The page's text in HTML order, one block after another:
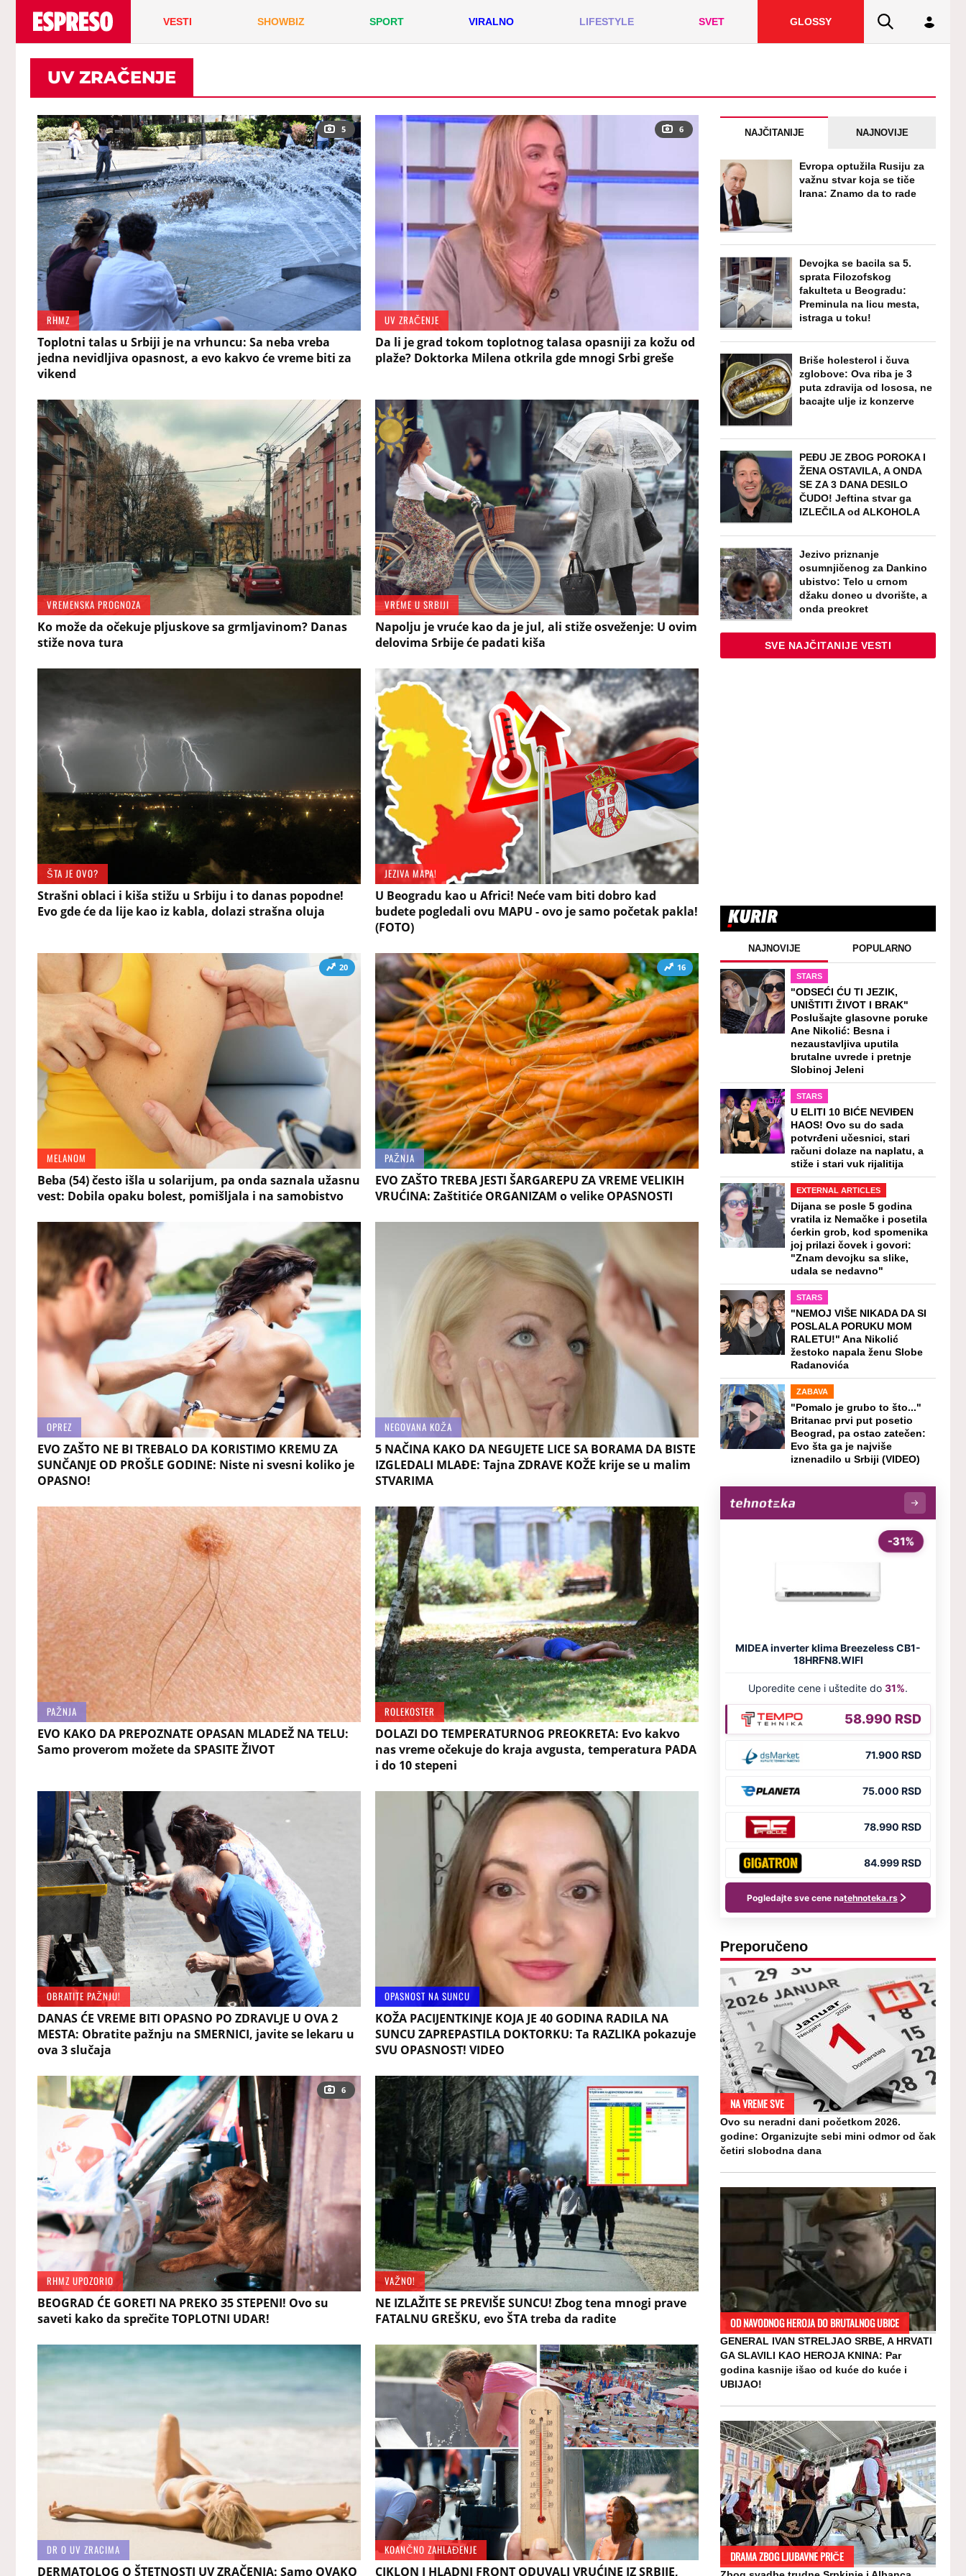
VESTI SHOWBIZ SPORT VIRALNO LIFESTYLE SVET GLOSSY
UV ZRAČENJE
5
RHMZ
Toplotni talas u Srbiji je na vrhuncu: Sa neba vreba
jedna nevidljiva opasnost, a evo kakvo će vreme biti za
vikend
6
UV ZRAČENJE
Da li je grad tokom toplotnog talasa opasniji za kožu od
plaže? Doktorka Milena otkrila gde mnogi Srbi greše
VREMENSKA PROGNOZA
Ko može da očekuje pljuskove sa grmljavinom? Danas
stiže nova tura
VREME U SRBIJI
Napolju je vruće kao da je jul, ali stiže osveženje: U ovim
delovima Srbije će padati kiša
ŠTA JE OVO?
Strašni oblaci i kiša stižu u Srbiju i to danas popodne!
Evo gde će da lije kao iz kabla, dolazi strašna oluja
JEZIVA MAPA!
U Beogradu kao u Africi! Neće vam biti dobro kad
budete pogledali ovu MAPU - ovo je samo početak pakla!
(FOTO)
20
MELANOM
Beba (54) često išla u solarijum, pa onda saznala užasnu
vest: Dobila opaku bolest, pomišljala i na samobistvo
16
PAŽNJA
EVO ZAŠTO TREBA JESTI ŠARGAREPU ZA VREME VELIKIH
VRUĆINA: Zaštitiće ORGANIZAM o velike OPASNOSTI
OPREZ
EVO ZAŠTO NE BI TREBALO DA KORISTIMO KREMU ZA
SUNČANJE OD PROŠLE GODINE: Niste ni svesni koliko je
OPASNO!
NEGOVANA KOŽA
5 NAČINA KAKO DA NEGUJETE LICE SA BORAMA DA BISTE
IZGLEDALI MLAĐE: Tajna ZDRAVE KOŽE krije se u malim
STVARIMA
PAŽNJA
EVO KAKO DA PREPOZNATE OPASAN MLADEŽ NA TELU:
Samo proverom možete da SPASITE ŽIVOT
ROLEKOSTER
DOLAZI DO TEMPERATURNOG PREOKRETA: Evo kakvo
nas vreme očekuje do kraja avgusta, temperatura PADA
i do 10 stepeni
OBRATITE PAŽNJU!
DANAS ĆE VREME BITI OPASNO PO ZDRAVLJE U OVA 2
MESTA: Obratite pažnju na SMERNICI, javite se lekaru u
ova 3 slučaja
OPASNOST NA SUNCU
KOŽA PACIJENTKINJE KOJA JE 40 GODINA RADILA NA
SUNCU ZAPREPASTILA DOKTORKU: Ta RAZLIKA pokazuje
SVU OPASNOST! VIDEO
6
RHMZ UPOZORIO
BEOGRAD ĆE GORETI NA PREKO 35 STEPENI! Ovo su
saveti kako da sprečite TOPLOTNI UDAR!
VAŽNO!
NE IZLAŽITE SE PREVIŠE SUNCU! Zbog tena mnogi prave
FATALNU GREŠKU, evo ŠTA treba da radite
DR O UV ZRACIMA
DERMATOLOG O ŠTETNOSTI UV ZRAČENJA: Samo OVAKO
KOANČNO ZAHLAĐENJE
CIKLON I HLADNI FRONT ODUVALI VRUĆINE IZ SRBIJE,
NAJČITANIJE NAJNOVIJE
Evropa optužila Rusiju za
važnu stvar koja se tiče
Irana: Znamo da to rade
Devojka se bacila sa 5.
sprata Filozofskog
fakulteta u Beogradu:
Preminula na licu mesta,
istraga u toku!
Briše holesterol i čuva
zglobove: Ova riba je 3
puta zdravija od lososa, ne
bacajte ulje iz konzerve
PEĐU JE ZBOG POROKA I
ŽENA OSTAVILA, A ONDA
SE ZA 3 DANA DESILO
ČUDO! Jeftina stvar ga
IZLEČILA od ALKOHOLA
Jezivo priznanje
osumnjičenog za Dankino
ubistvo: Telo u crnom
džaku doneo u dvorište, a
onda preokret
SVE NAJČITANIJE VESTI
NAJNOVIJE POPULARNO
STARS
"ODSEĆI ĆU TI JEZIK,
UNIŠTITI ŽIVOT I BRAK"
Poslušajte glasovne poruke
Ane Nikolić: Besna i
nezaustavljiva uputila
brutalne uvrede i pretnje
Slobinoj Jeleni
STARS
U ELITI 10 BIĆE NEVIĐEN
HAOS! Ovo su do sada
potvrđeni učesnici, stari
računi dolaze na naplatu, a
stiže i stari vuk rijalitija
EXTERNAL ARTICLES
Dijana se posle 5 godina
vratila iz Nemačke i posetila
ćerkin grob, kod spomenika
joj prilazi čovek i govori:
"Znam devojku sa slike,
udala se nedavno"
STARS
"NEMOJ VIŠE NIKADA DA SI
POSLALA PORUKU MOM
RALETU!" Ana Nikolić
žestoko napala ženu Slobe
Radanovića
ZABAVA
"Pomalo je grubo to što..."
Britanac prvi put posetio
Beograd, pa ostao zatečen:
Evo šta ga je najviše
iznenadilo u Srbiji (VIDEO)
Preporučeno
NA VREME SVE
Ovo su neradni dani početkom 2026.
godine: Organizujte sebi mini odmor od čak
četiri slobodna dana
OD NAVODNOG HEROJA DO BRUTALNOG UBICE
GENERAL IVAN STRELJAO SRBE, A HRVATI
GA SLAVILI KAO HEROJA KNINA: Par
godina kasnije išao od kuće do kuće i
UBIJAO!
DRAMA ZBOG LJUBAVNE PRIČE